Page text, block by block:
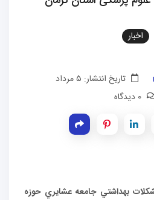
اخبار
تاریخ انتشار: ۵ مرداد
بهداشتي جامعه عشايري حوزه